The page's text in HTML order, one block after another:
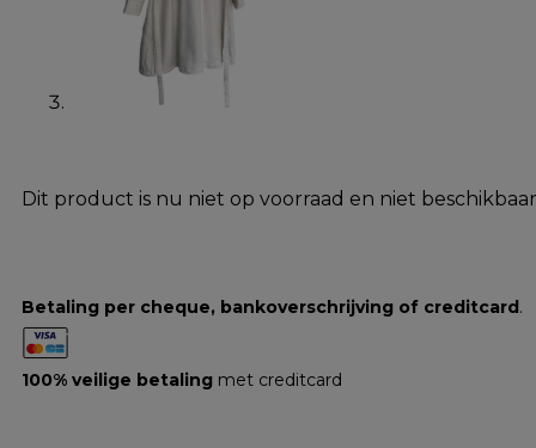
Dit product is nu niet op voorraad en niet
Betaling per cheque, bankoverschrijving of creditcard.
100% veilige betaling met creditcard